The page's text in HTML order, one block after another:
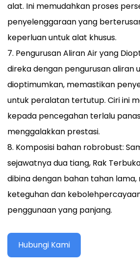
alat. Ini memudahkan proses
penyelenggaraan yang
keperluan untuk alat khusus.
7. Pengurusan Aliran Air yang
direka dengan pengurusan aliran
dioptimumkan, memastikan
untuk peralatan tertutup. Ciri ini
kepada pencegahan terlalu
menggalakkan prestasi.
8. Komposisi bahan robrobust:
sejawatnya dua tiang, Rak
dibina dengan bahan tahan
keteguhan dan
penggunaan yang panjang.
Hubungi Kami